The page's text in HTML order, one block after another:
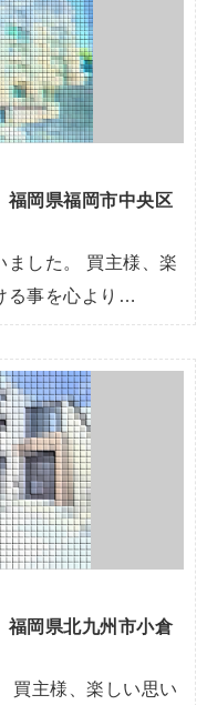
福岡県福岡市中央区
ました。 買主様、楽
る事を心より…
福岡県北九州市小倉
買主様、楽しい思い